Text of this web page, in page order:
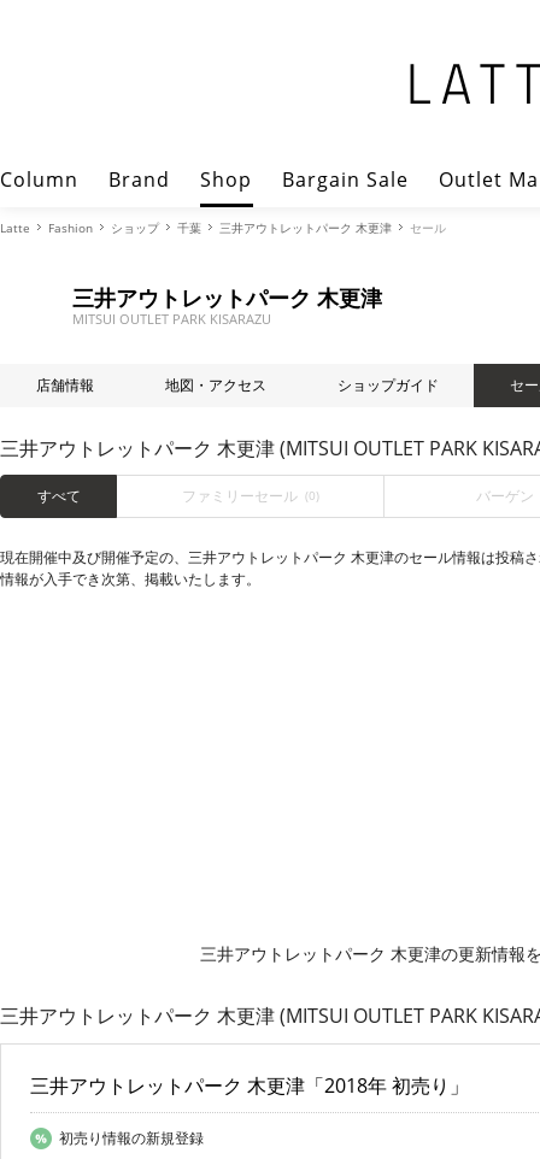
Column Brand Shop Bargain Sale Outlet
Latte Fashion ショップ 千葉 三井アウトレットパーク 木更津 セール
三井アウトレットパーク 木更津
MITSUI OUTLET PARK KISARAZU
店舗情報 地図・アクセス ショップガイド セ
三井アウトレットパーク 木更津 (MITSUI OUTLET PARK
すべて ファミリーセール (0) バーゲン
現在開催中及び開催予定の、三井アウトレットパーク 木更津のセール情報は投稿
情報が入手でき次第、掲載いたします。
三井アウトレットパーク 木更津の更新情報
三井アウトレットパーク 木更津 (MITSUI OUTLET PARK
三井アウトレットパーク 木更津「2018年 初売り」
初売り情報の新規登録